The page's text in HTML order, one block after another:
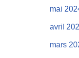
mai
avril
mars